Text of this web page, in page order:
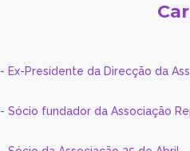
- Ex-Presidente da Direcção da
- Sócio fundador da Associação